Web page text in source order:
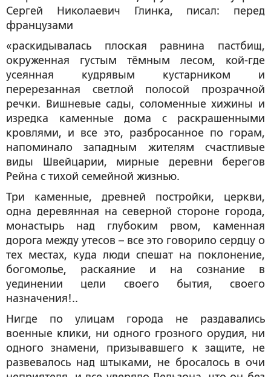
Сергей Николаевич Глинка, писал: перед
французами
«раскидывалась плоская равнина пастбищ,
окруженная густым тёмным лесом, кой-где
усеянная кудрявым кустарником и
перерезанная светлой полосой прозрачной
речки. Вишневые сады, соломенные хижины и
изредка каменные дома с раскрашенными
кровлями, и все это, разбросанное по горам,
напоминало западным жителям счастливые
виды Швейцарии, мирные деревни берегов
Рейна с тихой семейной жизнью.
Три каменные, древней постройки, церкви,
одна деревянная на северной стороне города,
монастырь над глубоким рвом, каменная
дорога между утесов – все это говорило сердцу о
тех местах, куда люди спешат на поклонение,
богомолье, раскаяние и на сознание в
уединении цели своего бытия, своего
назначения!..
Нигде по улицам города не раздавались
военные клики, ни одного грозного орудия, ни
одного знамени, призывавшего к защите, не
развевалось над штыками, не бросалось в очи